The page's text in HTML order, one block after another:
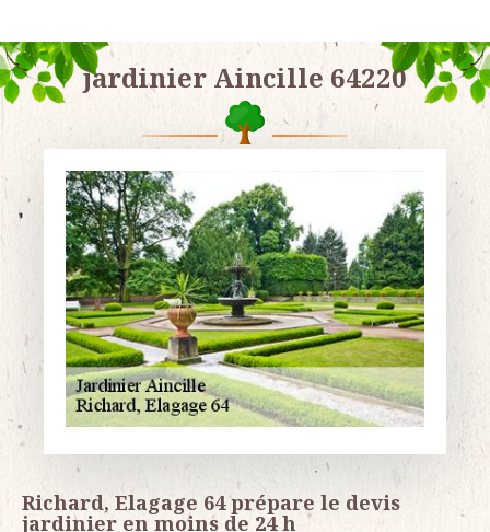
jardinier Aincille 64220
Richard, Elagage 64 prépare le devis
jardinier en moins de 24 h